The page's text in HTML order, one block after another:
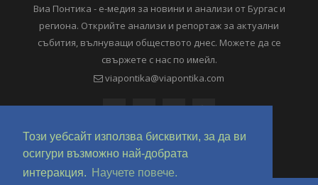
Този уебсайт използва бисквитки, за да ви
осигури възможно най-добрата
интеракция.
Научете повече.
Виа Понтика - е-медия за новини и анализи от Бургас и
региона. Открийте анализи и репортаж за актуални
събития, вълнуващи обществото днес. Можете да се
свържете с нас по имейл.
viapontika@viapontika.com